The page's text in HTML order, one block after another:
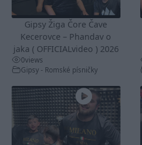
Gipsy Žiga Čore Čave
Kecerovce – Phandav o
jaka ( OFFICIALvideo ) 2026
0views
Gipsy - Romské písničky